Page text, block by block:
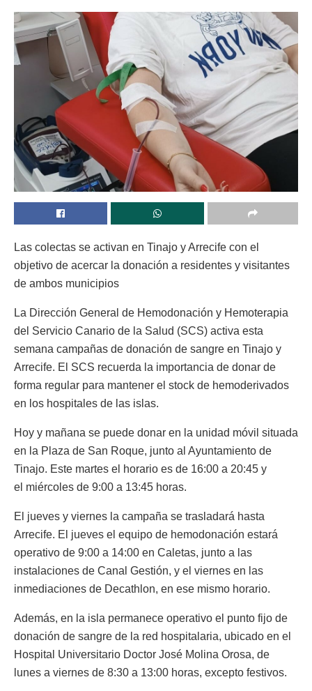
Las colectas se activan en Tinajo y Arrecife con el
objetivo de acercar la donación a residentes y visitantes
de ambos municipios
La Dirección General de Hemodonación y Hemoterapia
del Servicio Canario de la Salud (SCS) activa esta
semana campañas de donación de sangre en Tinajo y
Arrecife. El SCS recuerda la importancia de donar de
forma regular para mantener el stock de hemoderivados
en los hospitales de las islas.
Hoy y mañana se puede donar en la unidad móvil situada
en la Plaza de San Roque, junto al Ayuntamiento de
Tinajo. Este martes el horario es de 16:00 a 20:45 y
el miércoles de 9:00 a 13:45 horas.
El jueves y viernes la campaña se trasladará hasta
Arrecife. El jueves el equipo de hemodonación estará
operativo de 9:00 a 14:00 en Caletas, junto a las
instalaciones de Canal Gestión, y el viernes en las
inmediaciones de Decathlon, en ese mismo horario.
Además, en la isla permanece operativo el punto fijo de
donación de sangre de la red hospitalaria, ubicado en el
Hospital Universitario Doctor José Molina Orosa, de
lunes a viernes de 8:30 a 13:00 horas, excepto festivos.